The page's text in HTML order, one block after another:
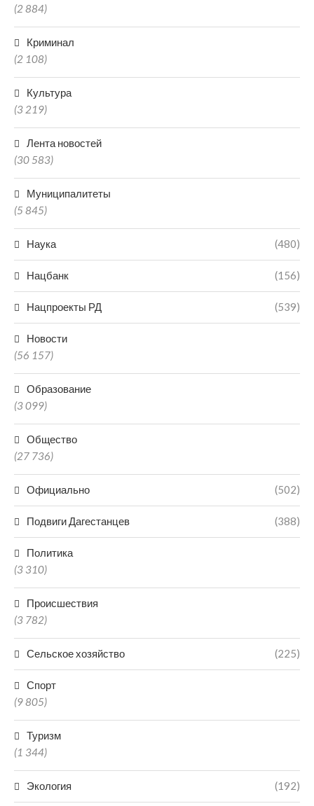
(2 884)
Криминал
(2 108)
Культура
(3 219)
Лента новостей
(30 583)
Муниципалитеты
(5 845)
Наука (480)
Нацбанк (156)
Нацпроекты РД (539)
Новости
(56 157)
Образование
(3 099)
Общество
(27 736)
Официально (502)
Подвиги Дагестанцев (388)
Политика
(3 310)
Происшествия
(3 782)
Сельское хозяйство (225)
Спорт
(9 805)
Туризм
(1 344)
Экология (192)